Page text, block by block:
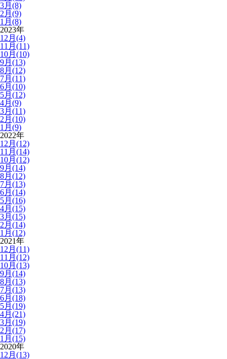
3月(8)
2月(9)
1月(8)
2023年
12月(4)
11月(11)
10月(10)
9月(13)
8月(12)
7月(11)
6月(10)
5月(12)
4月(9)
3月(11)
2月(10)
1月(9)
2022年
12月(12)
11月(14)
10月(12)
9月(14)
8月(12)
7月(13)
6月(14)
5月(16)
4月(15)
3月(15)
2月(14)
1月(12)
2021年
12月(11)
11月(12)
10月(13)
9月(14)
8月(13)
7月(13)
6月(18)
5月(19)
4月(21)
3月(19)
2月(17)
1月(15)
2020年
12月(13)